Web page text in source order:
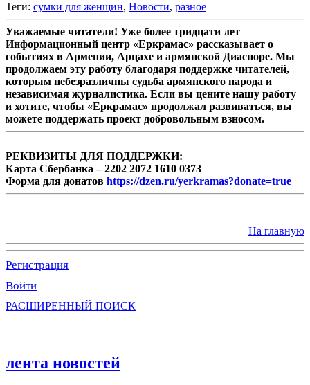
Теги: сумки для женщин, Новости, разное
Уважаемые читатели! Уже более тридцати лет
Информационный центр «Еркрамас» рассказывает о
событиях в Армении, Арцахе и армянской Диаспоре. Мы
продолжаем эту работу благодаря поддержке читателей,
которым небезразличны судьба армянского народа и
независимая журналистика. Если вы цените нашу работу
и хотите, чтобы «Еркрамас» продолжал развиваться, вы
можете поддержать проект добровольным взносом.
РЕКВИЗИТЫ ДЛЯ ПОДДЕРЖКИ:
Карта Сбербанка – 2202 2072 1610 0373
Форма для донатов https://dzen.ru/yerkramas?donate=true
На главную
Регистрация
Войти
РАСШИРЕННЫЙ ПОИСК
лента новостей